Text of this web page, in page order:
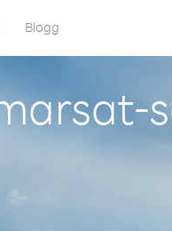
Blogg